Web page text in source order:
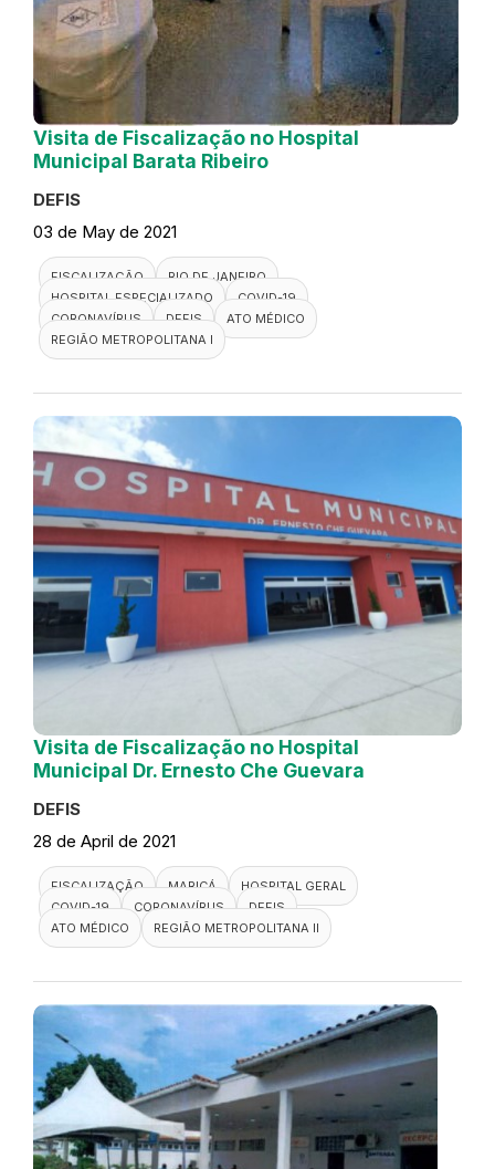
Visita de Fiscalização no Hospital
Municipal Barata Ribeiro
DEFIS
03 de May de 2021
FISCALIZAÇÃO
RIO DE JANEIRO
HOSPITAL ESPECIALIZADO
COVID-19
CORONAVÍRUS
DEFIS
ATO MÉDICO
REGIÃO METROPOLITANA I
Visita de Fiscalização no Hospital
Municipal Dr. Ernesto Che Guevara
DEFIS
28 de April de 2021
FISCALIZAÇÃO MARICÁ
HOSPITAL GERAL
COVID-19
CORONAVÍRUS
DEFIS
ATO MÉDICO
REGIÃO METROPOLITANA II